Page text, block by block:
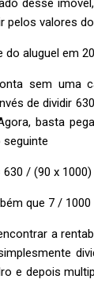
desse
pelos valores
do aluguel em
sem uma
de dividir
basta
630 / (90 x
que 7 / 1000
a
e depois